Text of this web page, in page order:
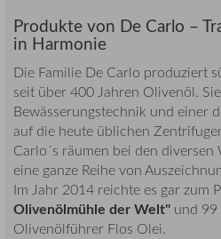
Produkte von De Carlo –
in Harmonie
Die Familie De Carlo produziert
seit über 400 Jahren Olivenöl.
Bewässerungstechnik und einer
auf die heute üblichen
Carlo´s räumen bei den
eine ganze Reihe von
Im Jahr 2014 reichte es gar zum
Olivenölmühle der Welt" und
Olivenölführer Flos Olei.